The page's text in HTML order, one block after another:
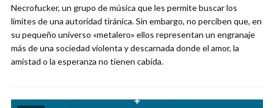
Necrofucker, un grupo de música que les permite buscar los
límites de una autoridad tiránica. Sin embargo, no perciben que, en
su pequeño universo «metalero» ellos representan un engranaje
más de una sociedad violenta y descarnada donde el amor, la
amistad o la esperanza no tienen cabida.